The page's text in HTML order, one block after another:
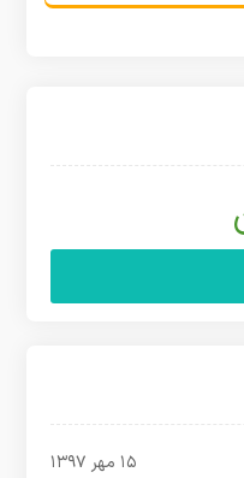
۱۵ مهر ۱۳۹۷